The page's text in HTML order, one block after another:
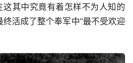
这其中究竟有着怎样不为人知的
活成了整个奉军中“最不受欢迎